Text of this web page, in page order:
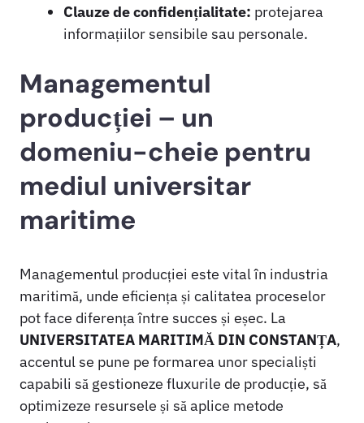
Clauze de confidențialitate: protejarea
informațiilor sensibile sau personale.
Managementul
producției – un
domeniu-cheie pentru
mediul universitar
maritime
Managementul producției este vital în industria
maritimă, unde eficiența și calitatea proceselor
pot face diferența între succes și eșec. La
UNIVERSITATEA MARITIMĂ DIN CONSTANȚA,
accentul se pune pe formarea unor specialiști
capabili să gestioneze fluxurile de producție, să
optimizeze resursele și să aplice metode